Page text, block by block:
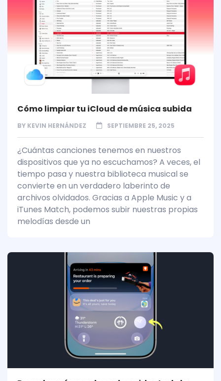
Cómo limpiar tu iCloud de música subida
BY KEVIN HERNÁNDEZ SEPTIEMBRE 25, 2025
¿Cuántas canciones tenemos en nuestros
dispositivos que ya no escuchamos? A veces, el
tiempo pasa y nuestra biblioteca musical se
convierte en un verdadero laberinto de
archivos olvidados. Gracias a Apple Music y a
iTunes Match, podemos subir nuestras propias
melodías desde un